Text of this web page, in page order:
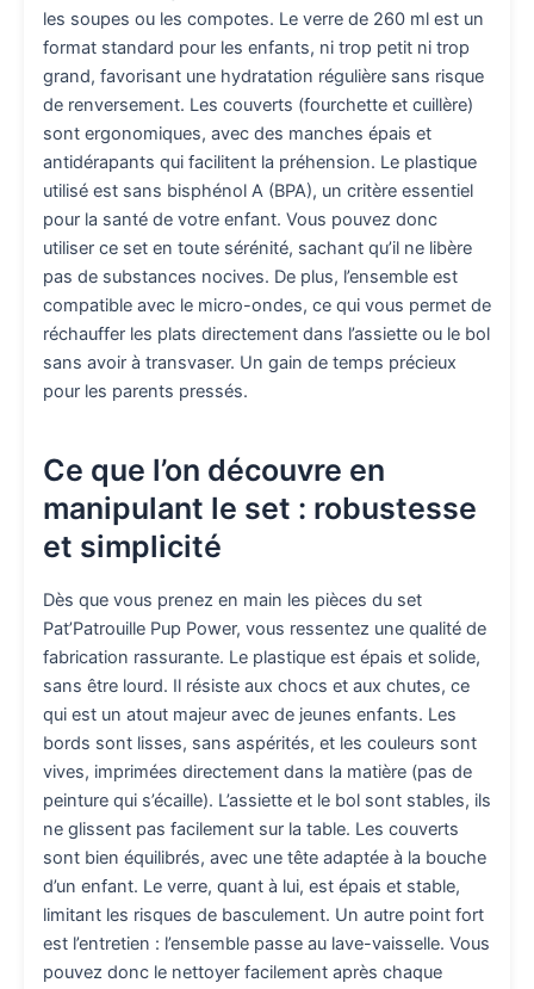
les soupes ou les compotes. Le verre de 260 ml est un
format standard pour les enfants, ni trop petit ni trop
grand, favorisant une hydratation régulière sans risque
de renversement. Les couverts (fourchette et cuillère)
sont ergonomiques, avec des manches épais et
antidérapants qui facilitent la préhension. Le plastique
utilisé est sans bisphénol A (BPA), un critère essentiel
pour la santé de votre enfant. Vous pouvez donc
utiliser ce set en toute sérénité, sachant qu’il ne libère
pas de substances nocives. De plus, l’ensemble est
compatible avec le micro-ondes, ce qui vous permet de
réchauffer les plats directement dans l’assiette ou le bol
sans avoir à transvaser. Un gain de temps précieux
pour les parents pressés.
Ce que l’on découvre en
manipulant le set : robustesse
et simplicité
Dès que vous prenez en main les pièces du set
Pat’Patrouille Pup Power, vous ressentez une qualité de
fabrication rassurante. Le plastique est épais et solide,
sans être lourd. Il résiste aux chocs et aux chutes, ce
qui est un atout majeur avec de jeunes enfants. Les
bords sont lisses, sans aspérités, et les couleurs sont
vives, imprimées directement dans la matière (pas de
peinture qui s’écaille). L’assiette et le bol sont stables, ils
ne glissent pas facilement sur la table. Les couverts
sont bien équilibrés, avec une tête adaptée à la bouche
d’un enfant. Le verre, quant à lui, est épais et stable,
limitant les risques de basculement. Un autre point fort
est l’entretien : l’ensemble passe au lave-vaisselle. Vous
pouvez donc le nettoyer facilement après chaque